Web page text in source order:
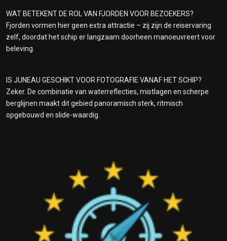
WAT BETEKENT DE ROL VAN FJORDEN VOOR BEZOEKERS?
Fjorden vormen hier geen extra attractie – zij zijn de reiservaring
zelf, doordat het schip er langzaam doorheen manoeuvreert voor
beleving.
IS JUNEAU GESCHIKT VOOR FOTOGRAFIE VANAF HET SCHIP?
Zeker. De combinatie van water­reflecties, mist­lagen en scherpe
berg­lijnen maakt dit gebied panoramisch sterk, ritmisch
opgebouwd en slide-waardig.